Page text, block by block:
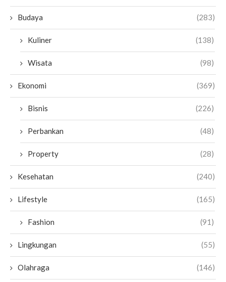
Budaya (283)
Kuliner (138)
Wisata (98)
Ekonomi (369)
Bisnis (226)
Perbankan (48)
Property (28)
Kesehatan (240)
Lifestyle (165)
Fashion (91)
Lingkungan (55)
Olahraga (146)